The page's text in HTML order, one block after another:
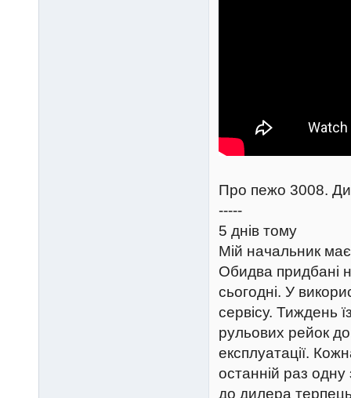
Про пежо 3008.
-----
5 днів тому
Мій начальник
Обидва придбані
сьогодні. У
сервісу. Тиждень
рульових рейок
експлуатації.
останній раз
до дилера